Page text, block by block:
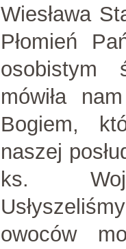
Wiesława
Płomień
osobistym
mówiła
Bogiem,
naszej
ks.
owoców